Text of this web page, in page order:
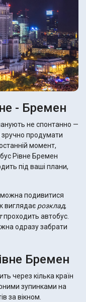
- Бремен
не спонтанно —
продумати
момент,
Рівне Бремен
під ваші плани,
можна подивитися
виглядає розклад,
проходить автобус.
одразу забрати
Бремен
через кілька країн
зупинками на
за вікном.